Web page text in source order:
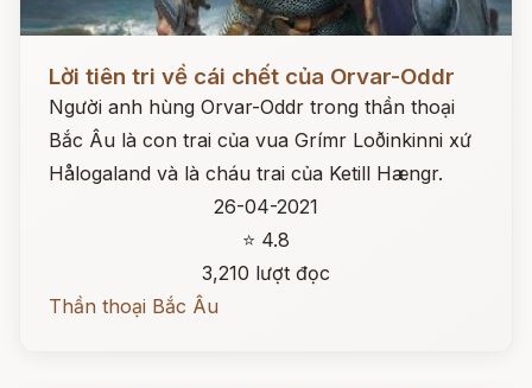
Lời tiên tri về cái chết của Orvar-Oddr
Người anh hùng Orvar-Oddr trong thần thoại
Bắc Âu là con trai của vua Grímr Loðinkinni xứ
Hålogaland và là cháu trai của Ketill Hængr.
26-04-2021
⭐ 4.8
3,210 lượt đọc
Thần thoại Bắc Âu